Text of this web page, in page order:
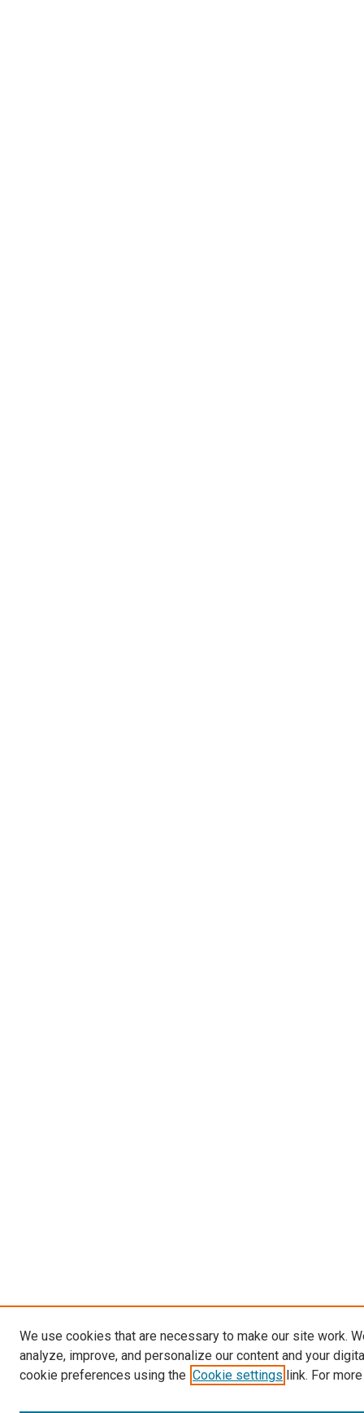
We use cookies that are necessary to make our site work.
analyze, improve, and personalize our content and your
cookie preferences using the Cookie settings link. For